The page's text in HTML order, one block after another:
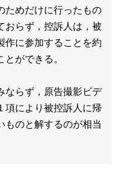
ためだけに行ったもの
おらず，控訴人は，被
作に参加することを約
ができる。
ならず，原告撮影ビデ
項により被控訴人に帰
ものと解するのが相当